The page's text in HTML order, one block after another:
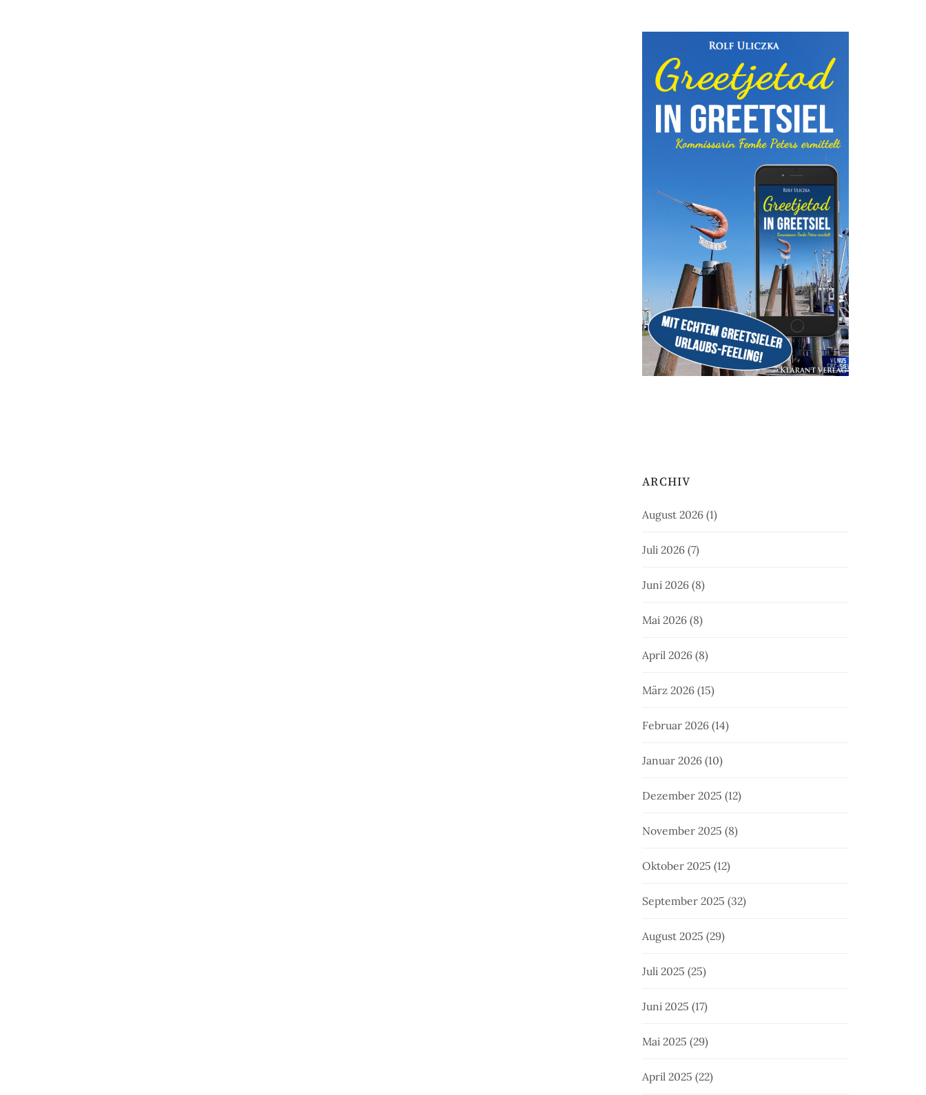
ARCHIV
August 2026 (1)
Juli 2026 (7)
Juni 2026 (8)
Mai 2026 (8)
April 2026 (8)
März 2026 (15)
Februar 2026 (14)
Januar 2026 (10)
Dezember 2025 (12)
November 2025 (8)
Oktober 2025 (12)
September 2025 (32)
August 2025 (29)
Juli 2025 (25)
Juni 2025 (17)
Mai 2025 (29)
April 2025 (22)